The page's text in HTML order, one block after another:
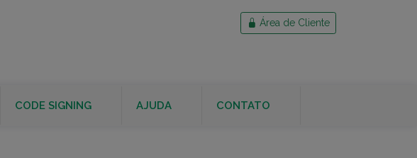
Área de Cliente
CODE SIGNING AJUDA CONTATO